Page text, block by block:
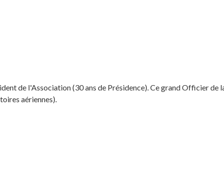
de l'Association (30 ans de Présidence). Ce grand Officier de
aériennes).